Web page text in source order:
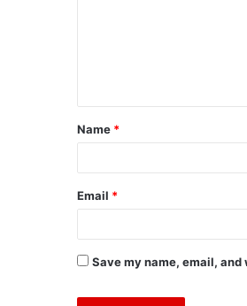
Name *
Email *
Save my name, email,